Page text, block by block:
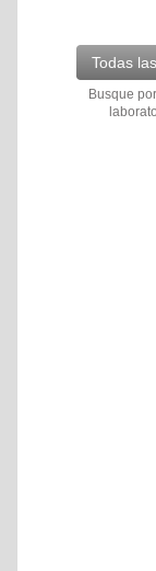
Todas
Busque